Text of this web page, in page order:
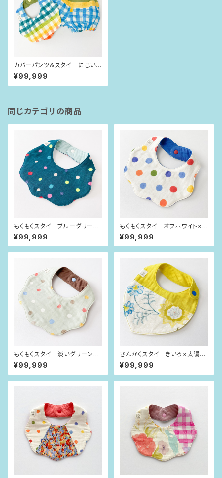
カバーパンツ＆スタイ にじいろ
チェック（80size）
¥99,999
同じカテゴリの商品
もくもくスタイ ブルーグリーン
×ビビット水玉
¥99,999
もくもくスタイ オフホワイト×カ
ラフル水玉
¥99,999
もくもくスタイ 淡いグリーン×
パステル水玉
¥99,999
さんかくスタイ きいろ×太陽の
お花
¥99,999